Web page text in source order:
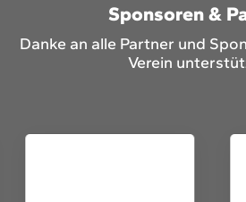
Sponsoren &
Danke an alle Partner und
Verein